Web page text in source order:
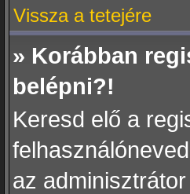
Vissza a tetejére
» Korábban
belépni?!
Keresd elő a
az